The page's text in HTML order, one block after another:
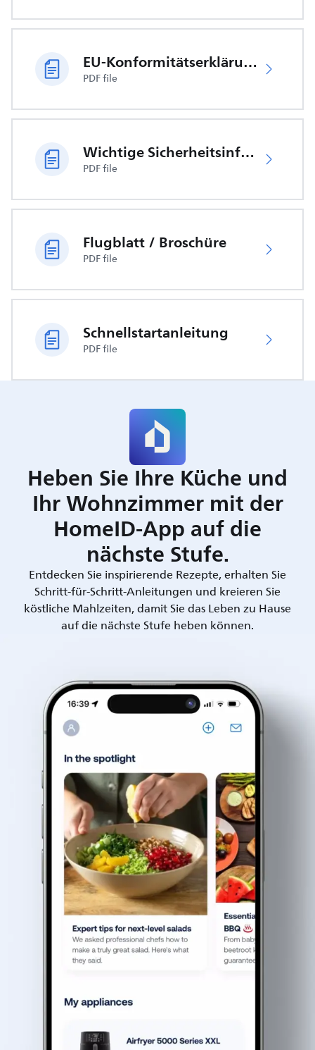
EU-Konformitätserklärung
PDF file
Wichtige Sicherheitsinformationen
PDF file
Flugblatt / Broschüre
PDF file
Schnellstartanleitung
PDF file
Heben Sie Ihre Küche und
Ihr Wohnzimmer mit der
HomeID-App auf die
nächste Stufe.
Entdecken Sie inspirierende Rezepte, erhalten Sie
Schritt-für-Schritt-Anleitungen und kreieren Sie
köstliche Mahlzeiten, damit Sie das Leben zu Hause
auf die nächste Stufe heben können.